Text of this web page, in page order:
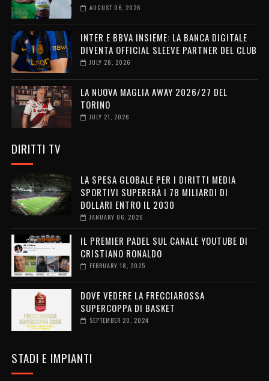
AUGUST 06, 2026
INTER E BBVA INSIEME: LA BANCA DIGITALE
DIVENTA OFFICIAL SLEEVE PARTNER DEL CLUB
JULY 28, 2026
LA NUOVA MAGLIA AWAY 2026/27 DEL
TORINO
JULY 21, 2026
DIRITTI TV
LA SPESA GLOBALE PER I DIRITTI MEDIA
SPORTIVI SUPERERÀ I 78 MILIARDI DI
DOLLARI ENTRO IL 2030
JANUARY 06, 2026
IL PREMIER PADEL SUL CANALE YOUTUBE DI
CRISTIANO RONALDO
FEBRUARY 18, 2025
DOVE VEDERE LA FRECCIAROSSA
SUPERCOPPA DI BASKET
SEPTEMBER 20, 2024
STADI E IMPIANTI